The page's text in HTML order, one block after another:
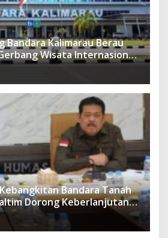
Bandara Kalimarau Berau
Wisata Internasional
Bandara Tanah
Dorong Keberlanjutan